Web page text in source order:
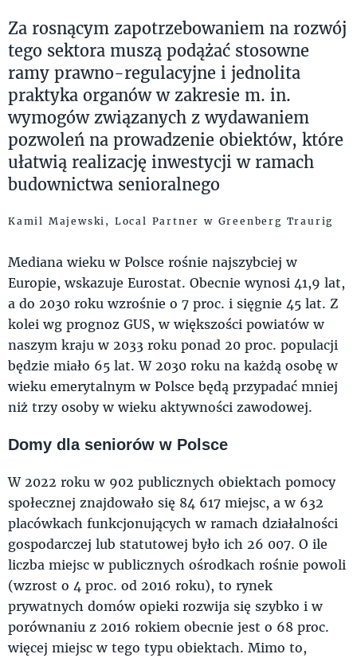
Za rosnącym zapotrzebowaniem na rozwój
tego sektora muszą podążać stosowne
ramy prawno-regulacyjne i jednolita
praktyka organów w zakresie m. in.
wymogów związanych z wydawaniem
pozwoleń na prowadzenie obiektów, które
ułatwią realizację inwestycji w ramach
budownictwa senioralnego
Kamil Majewski, Local Partner w Greenberg Traurig
Mediana wieku w Polsce rośnie najszybciej w
Europie, wskazuje Eurostat. Obecnie wynosi 41,9 lat,
a do 2030 roku wzrośnie o 7 proc. i sięgnie 45 lat. Z
kolei wg prognoz GUS, w większości powiatów w
naszym kraju w 2033 roku ponad 20 proc. populacji
będzie miało 65 lat. W 2030 roku na każdą osobę w
wieku emerytalnym w Polsce będą przypadać mniej
niż trzy osoby w wieku aktywności zawodowej.
Domy dla seniorów w Polsce
W 2022 roku w 902 publicznych obiektach pomocy
społecznej znajdowało się 84 617 miejsc, a w 632
placówkach funkcjonujących w ramach działalności
gospodarczej lub statutowej było ich 26 007. O ile
liczba miejsc w publicznych ośrodkach rośnie powoli
(wzrost o 4 proc. od 2016 roku), to rynek
prywatnych domów opieki rozwija się szybko i w
porównaniu z 2016 rokiem obecnie jest o 68 proc.
więcej miejsc w tego typu obiektach. Mimo to,